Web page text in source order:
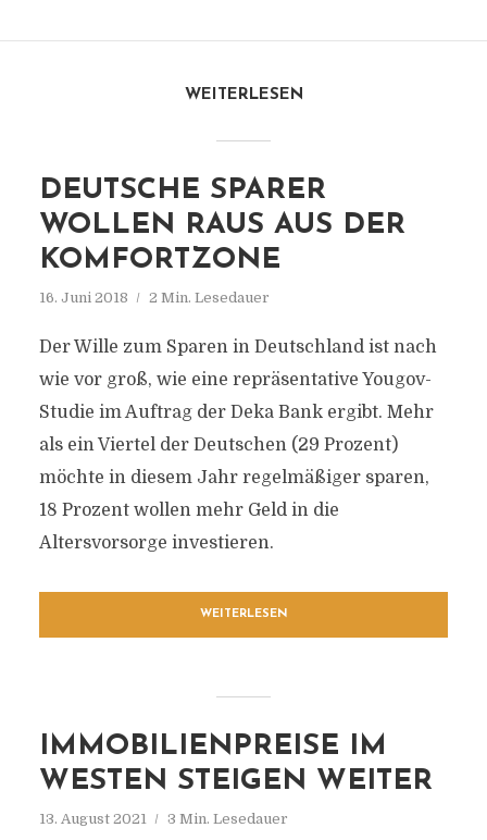
WEITERLESEN
DEUTSCHE SPARER
WOLLEN RAUS AUS DER
KOMFORTZONE
16. Juni 2018 2 Min. Lesedauer
Der Wille zum Sparen in Deutschland ist nach
wie vor groß, wie eine repräsentative Yougov-
Studie im Auftrag der Deka Bank ergibt. Mehr
als ein Viertel der Deutschen (29 Prozent)
möchte in diesem Jahr regelmäßiger sparen,
18 Prozent wollen mehr Geld in die
Altersvorsorge investieren.
WEITERLESEN
IMMOBILIENPREISE IM
WESTEN STEIGEN WEITER
13. August 2021 3 Min. Lesedauer